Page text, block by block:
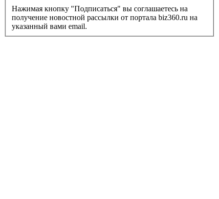
Нажимая кнопку "Подписаться" вы соглашаетесь на
получение новостной рассылки от портала biz360.ru на
указанный вами email.